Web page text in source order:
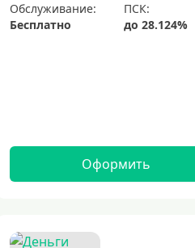
Обслуживание:
Бесплатно
Оформить